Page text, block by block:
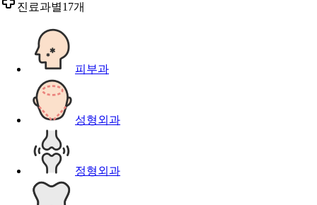
진료과별17개
피부과
성형외과
정형외과